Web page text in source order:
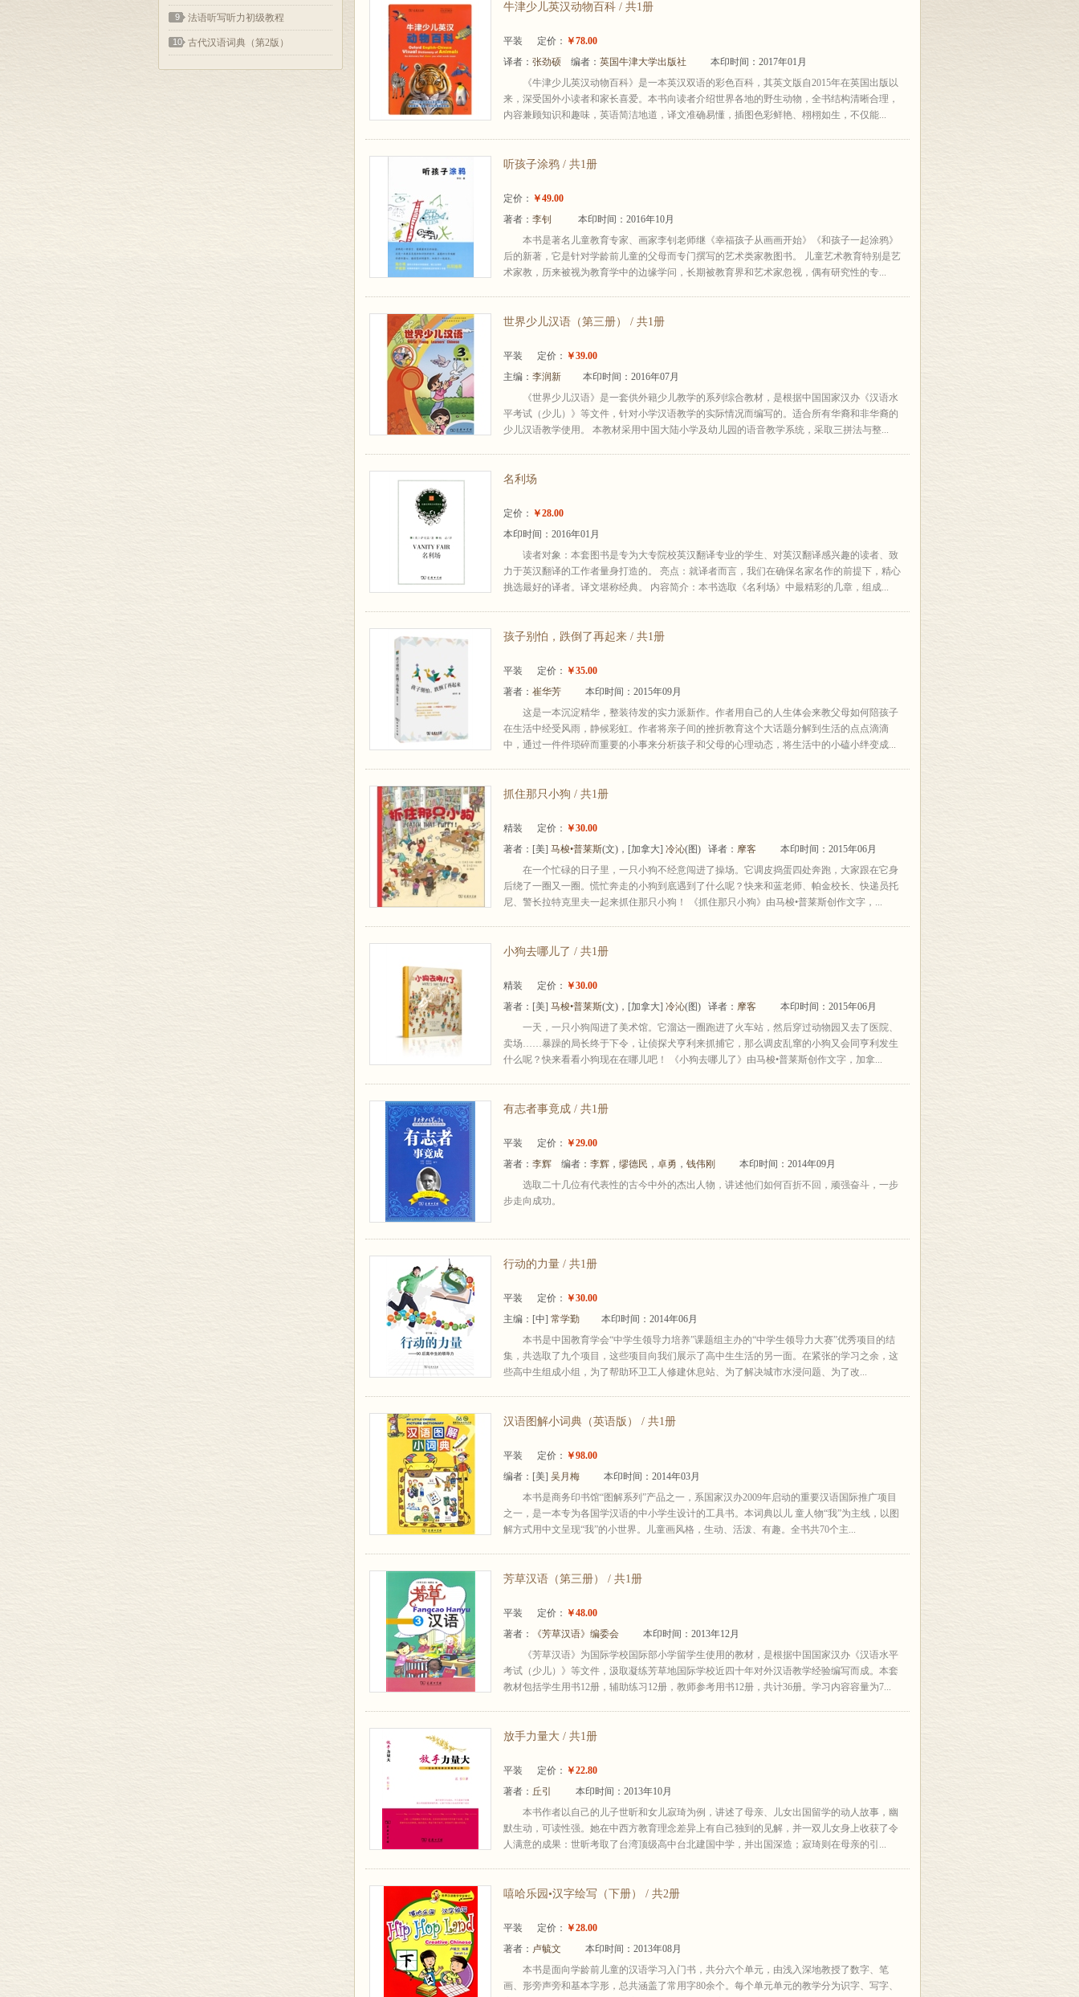
9 法语听写听力初级教程
10 古代汉语词典（第2版）
牛津少儿英汉动物百科 / 共1册
平装 定价： ￥78.00
译者： 张劲硕 编者： 英国牛津大学出版社
本印时间：2017年01月
《牛津少儿英汉动物百科》是一本英汉双语的彩色百科，其英文版自2015年在英国出版以
来，深受国外小读者和家长喜爱。本书向读者介绍世界各地的野生动物，全书结构清晰合理，
内容兼顾知识和趣味，英语简洁地道，译文准确易懂，插图色彩鲜艳、栩栩如生，不仅能...
听孩子涂鸦 / 共1册
定价： ￥49.00
著者： 李钊
本印时间：2016年10月
本书是著名儿童教育专家、画家李钊老师继《幸福孩子从画画开始》《和孩子一起涂鸦》
后的新著，它是针对学龄前儿童的父母而专门撰写的艺术类家教图书。 儿童艺术教育特别是艺
术家教，历来被视为教育学中的边缘学问，长期被教育界和艺术家忽视，偶有研究性的专...
世界少儿汉语（第三册） / 共1册
平装 定价： ￥39.00
主编： 李润新
本印时间：2016年07月
《世界少儿汉语》是一套供外籍少儿教学的系列综合教材，是根据中国国家汉办《汉语水
平考试（少儿）》等文件，针对小学汉语教学的实际情况而编写的。适合所有华裔和非华裔的
少儿汉语教学使用。 本教材采用中国大陆小学及幼儿园的语音教学系统，采取三拼法与整...
名利场
定价： ￥28.00
本印时间：2016年01月
读者对象：本套图书是专为大专院校英汉翻译专业的学生、对英汉翻译感兴趣的读者、致
力于英汉翻译的工作者量身打造的。 亮点：就译者而言，我们在确保名家名作的前提下，精心
挑选最好的译者。译文堪称经典。 内容简介：本书选取《名利场》中最精彩的几章，组成...
孩子别怕，跌倒了再起来 / 共1册
平装 定价： ￥35.00
著者： 崔华芳
本印时间：2015年09月
这是一本沉淀精华，整装待发的实力派新作。作者用自己的人生体会来教父母如何陪孩子
在生活中经受风雨，静候彩虹。作者将亲子间的挫折教育这个大话题分解到生活的点点滴滴
中，通过一件件琐碎而重要的小事来分析孩子和父母的心理动态，将生活中的小磕小绊变成...
抓住那只小狗 / 共1册
精装 定价： ￥30.00
著者： [美] 马梭•普莱斯(文)，[加拿大] 冷沁(图) 译者： 摩客
本印时间：2015年06月
在一个忙碌的日子里，一只小狗不经意闯进了操场。它调皮捣蛋四处奔跑，大家跟在它身
后绕了一圈又一圈。慌忙奔走的小狗到底遇到了什么呢？快来和蓝老师、帕金校长、快递员托
尼、警长拉特克里夫一起来抓住那只小狗！ 《抓住那只小狗》由马梭•普莱斯创作文字，...
小狗去哪儿了 / 共1册
精装 定价： ￥30.00
著者： [美] 马梭•普莱斯(文)，[加拿大] 冷沁(图) 译者： 摩客
本印时间：2015年06月
一天，一只小狗闯进了美术馆。它溜达一圈跑进了火车站，然后穿过动物园又去了医院、
卖场……暴躁的局长终于下令，让侦探犬亨利来抓捕它，那么调皮乱窜的小狗又会同亨利发生
什么呢？快来看看小狗现在在哪儿吧！ 《小狗去哪儿了》由马梭•普莱斯创作文字，加拿...
有志者事竟成 / 共1册
平装 定价： ￥29.00
著者： 李辉 编者： 李辉 ， 缪德民 ， 卓勇 ， 钱伟刚
本印时间：2014年09月
选取二十几位有代表性的古今中外的杰出人物，讲述他们如何百折不回，顽强奋斗，一步
步走向成功。
行动的力量 / 共1册
平装 定价： ￥30.00
主编： [中] 常学勤
本印时间：2014年06月
本书是中国教育学会“中学生领导力培养”课题组主办的“中学生领导力大赛”优秀项目的结
集，共选取了九个项目，这些项目向我们展示了高中生生活的另一面。在紧张的学习之余，这
些高中生组成小组，为了帮助环卫工人修建休息站、为了解决城市水浸问题、为了改...
汉语图解小词典（英语版） / 共1册
平装 定价： ￥98.00
编者： [美] 吴月梅
本印时间：2014年03月
本书是商务印书馆“图解系列”产品之一，系国家汉办2009年启动的重要汉语国际推广项目
之一，是一本专为各国学汉语的中小学生设计的工具书。本词典以儿 童人物“我”为主线，以图
解方式用中文呈现“我”的小世界。儿童画风格，生动、活泼、有趣。全书共70个主...
芳草汉语（第三册） / 共1册
平装 定价： ￥48.00
著者：
《芳草汉语》编委会
本印时间：2013年12月
《芳草汉语》为国际学校国际部小学留学生使用的教材，是根据中国国家汉办《汉语水平
考试（少儿）》等文件，汲取凝练芳草地国际学校近四十年对外汉语教学经验编写而成。本套
教材包括学生用书12册，辅助练习12册，教师参考用书12册，共计36册。学习内容容量为7...
放手力量大 / 共1册
平装 定价： ￥22.80
著者： 丘引
本印时间：2013年10月
本书作者以自己的儿子世昕和女儿寂琦为例，讲述了母亲、儿女出国留学的动人故事，幽
默生动，可读性强。她在中西方教育理念差异上有自己独到的见解，并一双儿女身上收获了令
人满意的成果：世昕考取了台湾顶级高中台北建国中学，并出国深造；寂琦则在母亲的引...
嘻哈乐园•汉字绘写（下册） / 共2册
平装 定价： ￥28.00
著者： 卢毓文
本印时间：2013年08月
本书是面向学龄前儿童的汉语学习入门书，共分六个单元，由浅入深地教授了数字、笔
画、形旁声旁和基本字形，总共涵盖了常用字80余个。每个单元单元的教学分为识字、写字、